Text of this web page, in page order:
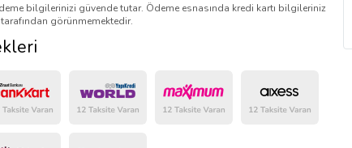
bilgilerinizi güvende tutar. Ödeme esnasında kredi kartı bilgileriniz
görünmemektedir.